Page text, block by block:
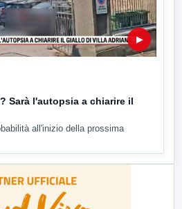
▶
Sarà l'autopsia a chiarire il
all'inizio della prossima